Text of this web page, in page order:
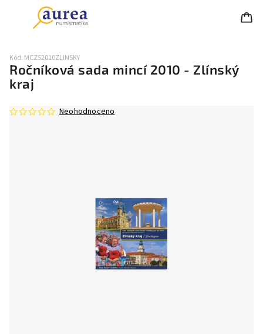
Ročníková sada mincí 2010 - Zlínský
kraj
Kód: MCZS2010ZLINSKY
Neohodnoceno